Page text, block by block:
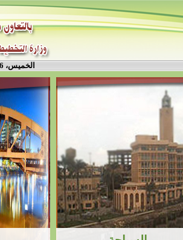
الخميس، 6 أغسطس 2026، 8:11:53 ص